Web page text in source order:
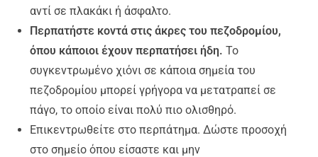
αντί σε πλακάκι ή άσφαλτο.
Περπατήστε κοντά στις άκρες του πεζοδρομίου,
όπου κάποιοι έχουν περπατήσει ήδη. Το
συγκεντρωμένο χιόνι σε κάποια σημεία του
πεζοδρομίου μπορεί γρήγορα να μετατραπεί σε
πάγο, το οποίο είναι πολύ πιο ολισθηρό.
Επικεντρωθείτε στο περπάτημα. Δώστε προσοχή
στο σημείο όπου είσαστε και μην